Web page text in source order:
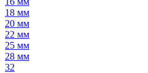
18 мм
20 мм
22 мм
25 мм
28 мм
32